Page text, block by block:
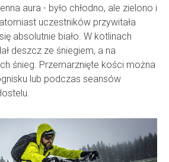
aura - było chłodno, ale zielono i
uczestników przywitała
absolutnie biało. W kotlinach
deszcz ze śniegiem, a na
śnieg. Przemarznięte kości można
lub podczas seansów